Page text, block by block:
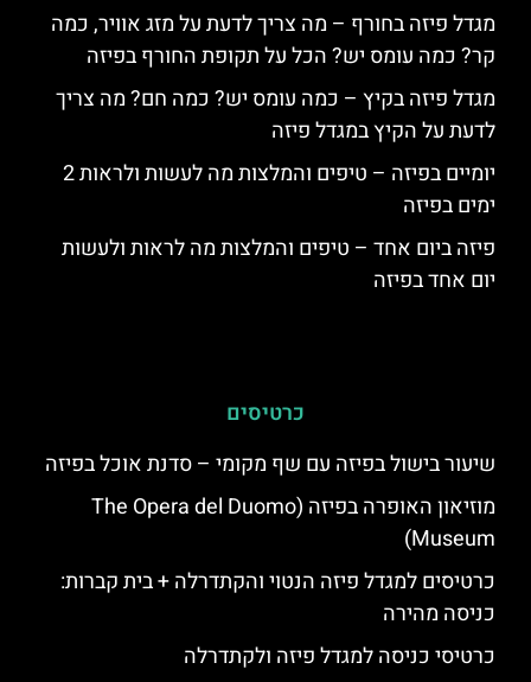
מגדל פיזה בחורף – מה צריך לדעת על מזג אוויר, כמה
קר? כמה עומס יש? הכל על תקופת החורף בפיזה
מגדל פיזה בקיץ – כמה עומס יש? כמה חם? מה צריך
לדעת על הקיץ במגדל פיזה
יומיים בפיזה – טיפים והמלצות מה לעשות ולראות 2
ימים בפיזה
פיזה ביום אחד – טיפים והמלצות מה לראות ולעשות
יום אחד בפיזה
כרטיסים
שיעור בישול בפיזה עם שף מקומי – סדנת אוכל בפיזה
מוזיאון האופרה בפיזה (The Opera del Duomo
Museum)
כרטיסים למגדל פיזה הנטוי והקתדרלה + בית קברות:
כניסה מהירה
כרטיסי כניסה למגדל פיזה ולקתדרלה